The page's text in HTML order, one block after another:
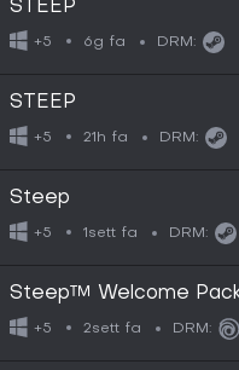
STEEP
+5 6g fa DRM:
STEEP
+5 21h fa DRM:
Steep
+5 1sett fa DRM:
Steep™ Welcome
+5 2sett fa DRM: